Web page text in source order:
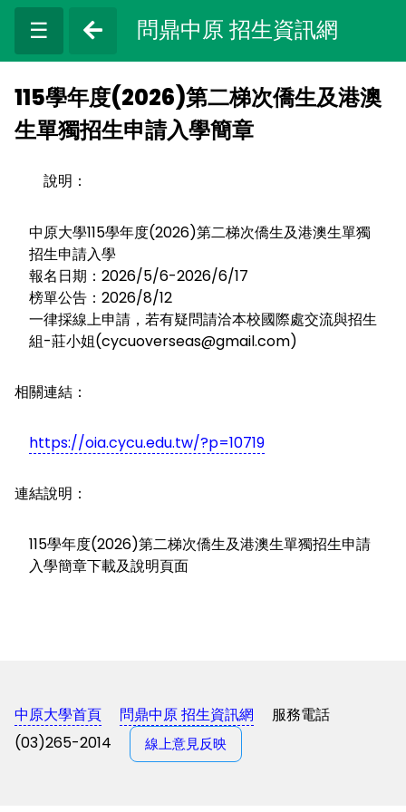
☰ 問鼎中原 招生資訊網
115學年度(2026)第二梯次僑生及港澳
生單獨招生申請入學簡章
說明：
中原大學115學年度(2026)第二梯次僑生及港澳生單獨
招生申請入學
報名日期：2026/5/6-2026/6/17
榜單公告：2026/8/12
一律採線上申請，若有疑問請洽本校國際處交流與招生
組-莊小姐(cycuoverseas@gmail.com)
相關連結：
https://oia.cycu.edu.tw/?p=10719
連結說明：
115學年度(2026)第二梯次僑生及港澳生單獨招生申請
入學簡章下載及說明頁面
中原大學首頁 問鼎中原 招生資訊網
服務電話
(03)265-2014
線上意見反映